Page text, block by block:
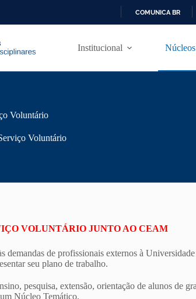
P
R
COMUNICA BR
Institucional Núcleos
Voluntário
Voluntário
VOLUNTÁRIO JUNTO AO CEAM
demandas de profissionais externos à
seu plano de trabalho.
pesquisa, extensão, orientação de alunos de
Núcleo Temático.